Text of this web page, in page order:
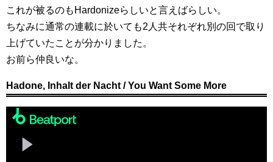
これが被るのもHardonizeらしいと言えばらしい。
ちなみに通常の連載に於いても2人共それぞれ別の回で取り
上げていたことが分かりました。
お前ら仲良いな。
Hadone, Inhalt der Nacht / You Want Some More